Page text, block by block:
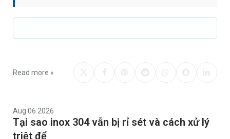
Read more »
Aug 06 2026
Tại sao inox 304 vẫn bị rỉ sét và cách xử lý
triệt để